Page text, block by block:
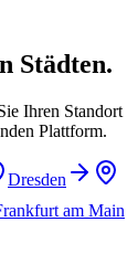
Städten.
Ihren Standort
Plattform.
Dresden
am Main